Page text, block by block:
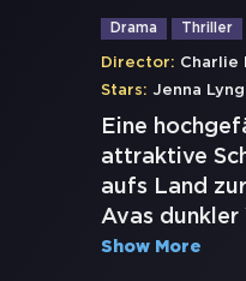
Drama Thriller
Director: Charlie
Stars: Jenna
Eine
attraktive
aufs Land
Avas
Show More